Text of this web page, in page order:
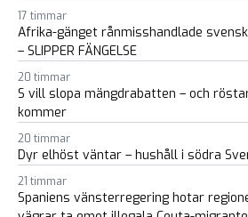
17 timmar
Afrika-gänget rånmisshandlade
– SLIPPER FÄNGELSE
20 timmar
S vill slopa mängdrabatten – och
kommer
20 timmar
Dyr elhöst väntar – hushåll i södra
21 timmar
Spaniens vänsterregering hotar